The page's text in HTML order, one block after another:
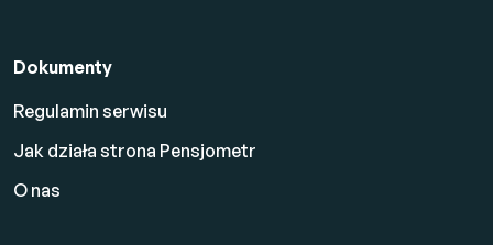
Dokumenty
Regulamin serwisu
Jak działa strona Pensjometr
O nas